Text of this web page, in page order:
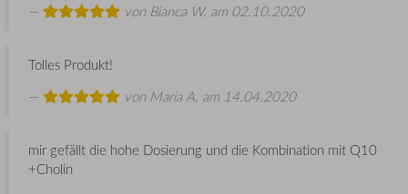
von Bianca W. am 02.10.2020
Tolles Produkt!
von Maria A. am 14.04.2020
mir gefällt die hohe Dosierung und die Kombination mit Q10
+Cholin